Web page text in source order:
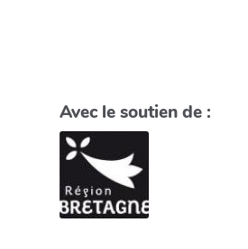
Avec le soutien de :